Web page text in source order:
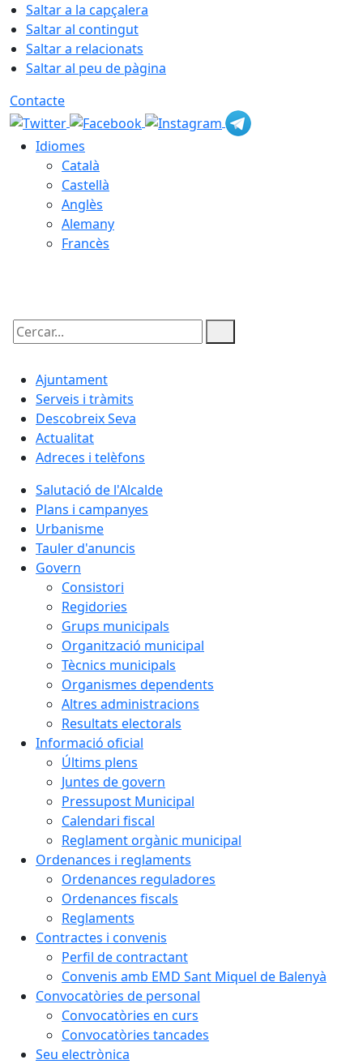
Saltar a la capçalera
Saltar al contingut
Saltar a relacionats
Saltar al peu de pàgina
Contacte
Idiomes
Català
Castellà
Anglès
Alemany
Francès
Cercar:
Ajuntament
Serveis i tràmits
Descobreix Seva
Actualitat
Adreces i telèfons
Salutació de l'Alcalde
Plans i campanyes
Urbanisme
Tauler d'anuncis
Govern
Consistori
Regidories
Grups municipals
Organització municipal
Tècnics municipals
Organismes dependents
Altres administracions
Resultats electorals
Informació oficial
Últims plens
Juntes de govern
Pressupost Municipal
Calendari fiscal
Reglament orgànic municipal
Ordenances i reglaments
Ordenances reguladores
Ordenances fiscals
Reglaments
Contractes i convenis
Perfil de contractant
Convenis amb EMD Sant Miquel de Balenyà
Convocatòries de personal
Convocatòries en curs
Convocatòries tancades
Seu electrònica